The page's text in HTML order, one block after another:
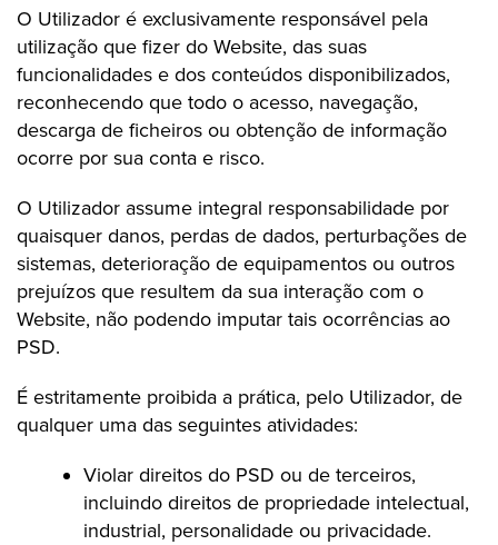
O Utilizador é exclusivamente responsável pela
utilização que fizer do Website, das suas
funcionalidades e dos conteúdos disponibilizados,
reconhecendo que todo o acesso, navegação,
descarga de ficheiros ou obtenção de informação
ocorre por sua conta e risco.
O Utilizador assume integral responsabilidade por
quaisquer danos, perdas de dados, perturbações de
sistemas, deterioração de equipamentos ou outros
prejuízos que resultem da sua interação com o
Website, não podendo imputar tais ocorrências ao
PSD.
É estritamente proibida a prática, pelo Utilizador, de
qualquer uma das seguintes atividades:
Violar direitos do PSD ou de terceiros,
incluindo direitos de propriedade intelectual,
industrial, personalidade ou privacidade.